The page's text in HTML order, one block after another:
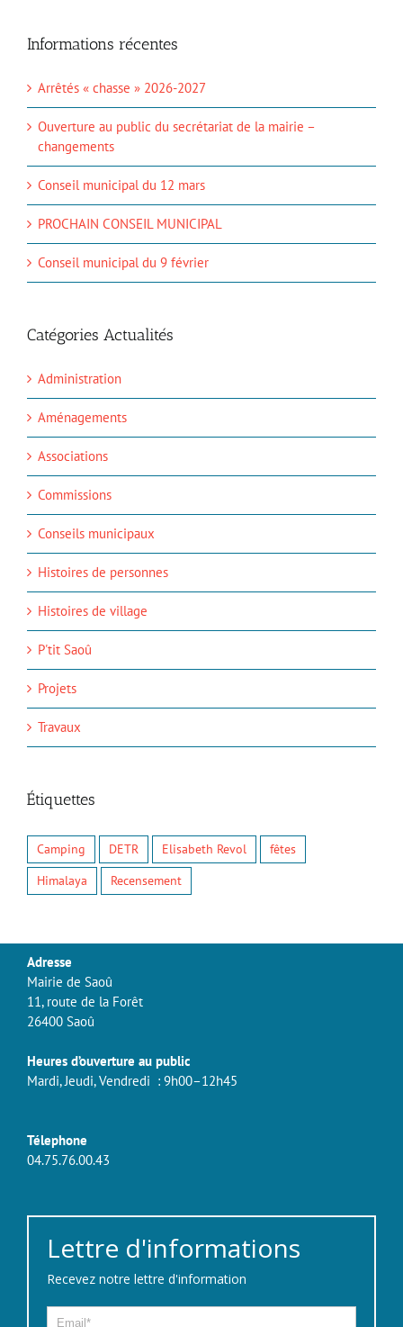
Informations récentes
Arrêtés « chasse » 2026-2027
Ouverture au public du secrétariat de la mairie –
changements
Conseil municipal du 12 mars
PROCHAIN CONSEIL MUNICIPAL
Conseil municipal du 9 février
Catégories Actualités
Administration
Aménagements
Associations
Commissions
Conseils municipaux
Histoires de personnes
Histoires de village
P'tit Saoû
Projets
Travaux
Étiquettes
Camping DETR Elisabeth Revol
fêtes
Himalaya
Recensement
Adresse
Mairie de Saoû
11, route de la Forêt
26400 Saoû
Heures d’ouverture au public
Mardi, Jeudi, Vendredi : 9h00–12h45
Télephone
04.75.76.00.43
Lettre d'informations
Recevez notre lettre d'information